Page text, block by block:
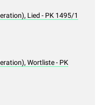
Lied - PK 1495/1
Wortliste - PK